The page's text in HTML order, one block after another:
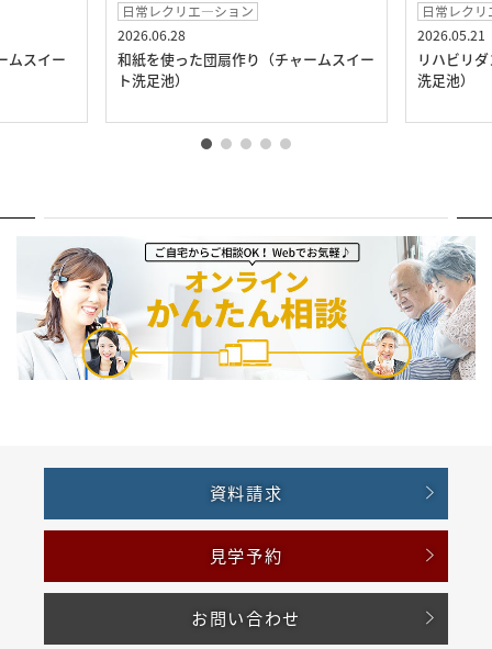
ムスイー
日常レクリエ―ション
2026.06.28
和紙を使った団扇作り（チャームスイー
ト洗足池）
日常レク
2026.05.21
リハビリ
洗足池）
資料請求
見学予約
お問い合わせ